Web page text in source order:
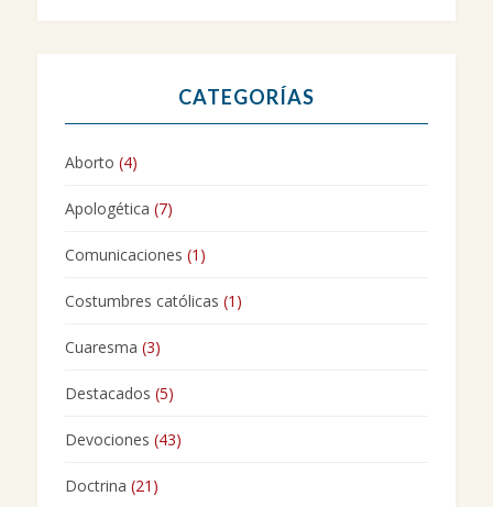
CATEGORÍAS
Aborto (4)
Apologética (7)
Comunicaciones (1)
Costumbres católicas (1)
Cuaresma (3)
Destacados (5)
Devociones (43)
Doctrina (21)